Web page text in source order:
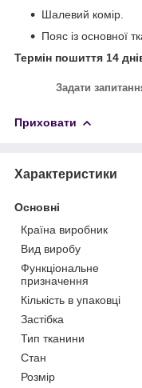
Шалевий комір.
Пояс із основної
Термін пошиття 14
Задати
Приховати
Характеристики
Основні
Країна виробник
Вид виробу
Функціональне
призначення
Кількість в упаковці
Застібка
Тип тканини
Стан
Розмір